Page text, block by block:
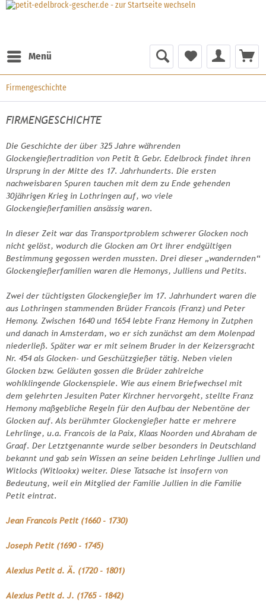
Menü
Firmengeschichte
FIRMENGESCHICHTE
Die Geschichte der über 325 Jahre währenden
Glockengießertradition von Petit & Gebr. Edelbrock findet ihren
Ursprung in der Mitte des 17. Jahrhunderts. Die ersten
nachweisbaren Spuren tauchen mit dem zu Ende gehenden
30jährigen Krieg in Lothringen auf, wo viele
Glockengießerfamilien ansässig waren.
In dieser Zeit war das Transportproblem schwerer Glocken noch
nicht gelöst, wodurch die Glocken am Ort ihrer endgültigen
Bestimmung gegossen werden mussten. Drei dieser „wandernden“
Glockengießerfamilien waren die Hemonys, Julliens und Petits.
Zwei der tüchtigsten Glockengießer im 17. Jahrhundert waren die
aus Lothringen stammenden Brüder Francois (Franz) und Peter
Hemony. Zwischen 1640 und 1654 lebte Franz Hemony in Zutphen
und danach in Amsterdam, wo er sich zunächst am dem Molenpad
niederließ. Später war er mit seinem Bruder in der Keizersgracht
Nr. 454 als Glocken- und Geschützgießer tätig. Neben vielen
Glocken bzw. Geläuten gossen die Brüder zahlreiche
wohlklingende Glockenspiele. Wie aus einem Briefwechsel mit
dem gelehrten Jesuiten Pater Kirchner hervorgeht, stellte Franz
Hemony maßgebliche Regeln für den Aufbau der Nebentöne der
Glocken auf. Als berühmter Glockengießer hatte er mehrere
Lehrlinge, u.a. Francois de la Paix, Klaas Noorden und Abraham de
Graaf. Der Letztgenannte wurde selber besonders in Deutschland
bekannt und gab sein Wissen an seine beiden Lehrlinge Jullien und
Witlocks (Witlookx) weiter. Diese Tatsache ist insofern von
Bedeutung, weil ein Mitglied der Familie Jullien in die Familie
Petit eintrat.
Jean Francois Petit (1660 - 1730)
Joseph Petit (1690 - 1745)
Alexius Petit d. Ä. (1720 - 1801)
Alexius Petit d. J. (1765 - 1842)